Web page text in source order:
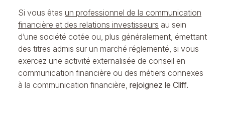
Si vous êtes un professionnel de la communication
financière et des relations investisseurs au sein
d’une société cotée ou, plus généralement, émettant
des titres admis sur un marché réglementé, si vous
exercez une activité externalisée de conseil en
communication financière ou des métiers connexes
à la communication financière, rejoignez le Cliff.